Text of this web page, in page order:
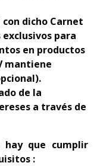
con dicho Carnet
para
en productos
mantiene
de la
a través de
hay que cumplir
: